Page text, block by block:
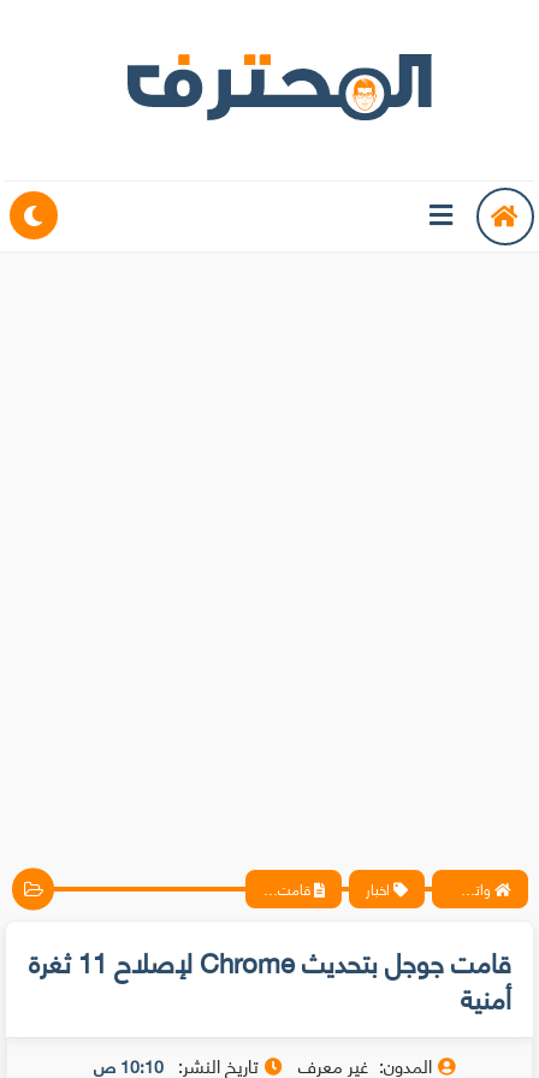
واتس آب ، فيسبوك ، أنترنت ، شروحات تقنية حصرية - المحترف اخبار قامت جوجل بتحديث Chrome لإصلاح 11 ثغرة أمنية
قامت جوجل بتحديث Chrome لإصلاح 11 ثغرة
أمنية
المدون: غير معرف تاريخ النشر: 10:10 ص